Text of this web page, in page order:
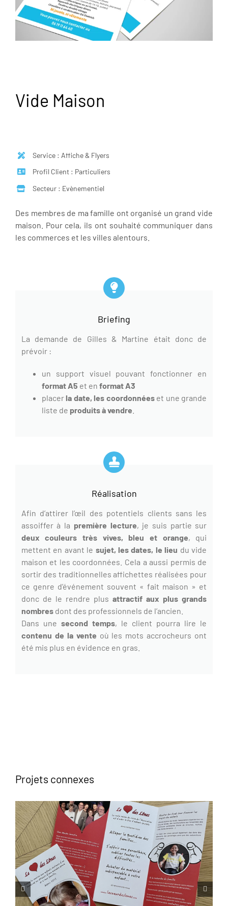
Vide Maison
Service : Affiche & Flyers
Profil Client : Particuliers
Secteur : Evènementiel
Des membres de ma famille ont organisé un grand vide
maison. Pour cela, ils ont souhaité communiquer dans
les commerces et les villes alentours.
Briefing
La demande de Gilles & Martine était donc de
prévoir :
un support visuel pouvant fonctionner en
format A5 et en format A3
placer la date, les coordonnéeset une grande
liste de produits à vendre
Réalisation
Afin d’attirer l’œil des potentiels clients sans les
assoiffer à la première lecture, je suis partie sur
deux couleurs très vives, bleu et orange, qui
mettent en avant le sujet, les dates, le lieu du vide
maison et les coordonnées. Cela a aussi permis de
sortir des traditionnelles affichettes réalisées pour
ce genre d’événement souvent « fait maison » et
donc de le rendre plusattractif aux plus grands
nombresdont des professionnels de l’ancien.
Dans une second temps, le client pourra lire le
contenu de la vente où les mots accrocheurs ont
été mis plus en évidence en gras.
Projets connexes